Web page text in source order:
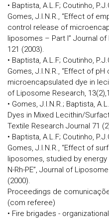
• Baptista, A.L.F; Coutinho,
Gomes, J.I.N.R., “Effect of
control release of
liposomes – Part I” Journal
121 (2003).
• Baptista, A.L.F; Coutinho,
Gomes, J.I.N.R., “Effect of
microencapsulated dye in
of Liposome Research,
• Gomes, J.I.N.R.; Baptista,
Dyes in Mixed Lecithin/
Textile Research Journal 71
• Baptista, A.L.F; Coutinho,
Gomes, J.I.N.R., “Effect of
liposomes, studied by energy
N-Rh-PE”, Journal of
(2000).
Proceedings de
(com referee)
• Fire brigades -